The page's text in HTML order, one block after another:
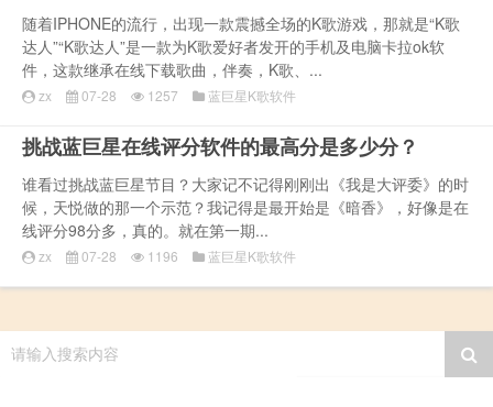
随着IPHONE的流行，出现一款震撼全场的K歌游戏，那就是“K歌
达人”“K歌达人”是一款为K歌爱好者发开的手机及电脑卡拉ok软
件，这款继承在线下载歌曲，伴奏，K歌、...
zx 07-28 1257 蓝巨星K歌软件
挑战蓝巨星在线评分软件的最高分是多少分？
谁看过挑战蓝巨星节目？大家记不记得刚刚出《我是大评委》的时
候，天悦做的那一个示范？我记得是最开始是《暗香》，好像是在
线评分98分多，真的。就在第一期...
zx 07-28 1196 蓝巨星K歌软件
请输入搜索内容